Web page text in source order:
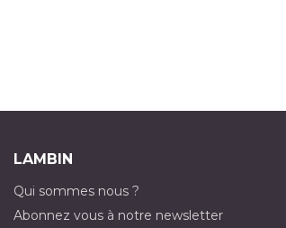
LAMBIN
Qui sommes nous ?
Abonnez vous à notre newsletter